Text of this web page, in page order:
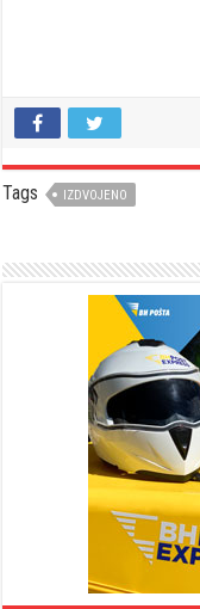
Tags IZDVOJENO